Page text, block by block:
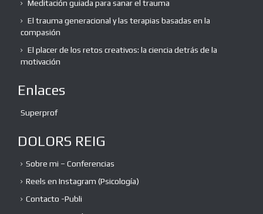
Meditación guiada para sanar el trauma
El trauma generacional y las terapias basadas en la
compasión
El placer de los retos creativos: la ciencia detrás de la
motivación
Enlaces
Superprof
DOLORS REIG
Sobre mi – Conferencias
Reels en Instagram (Psicología)
Contacto -Publi